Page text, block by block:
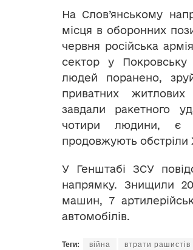
На Слов’янському
місця в оборонних
червня російська
сектор у
людей поранено,
приватних житлових
завдали ракетного
чотири людини, є
продовжують обстріли
У Генштабі ЗСУ
напрямку. Знищили
машин, 7
автомобілів.
Теги: війна втрати рашистів